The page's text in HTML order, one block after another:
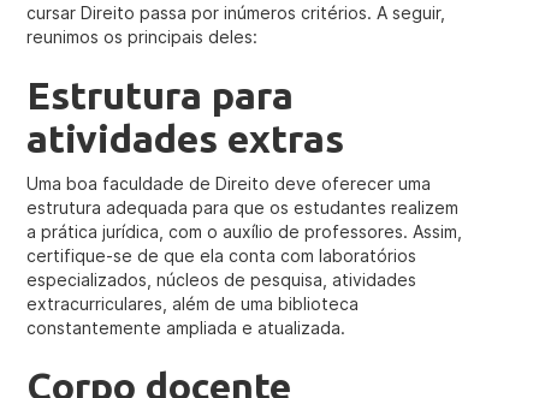
cursar Direito passa por inúmeros critérios. A seguir,
reunimos os principais deles:
Estrutura para
atividades extras
Uma boa faculdade de Direito deve oferecer uma
estrutura adequada para que os estudantes realizem
a prática jurídica, com o auxílio de professores. Assim,
certifique-se de que ela conta com laboratórios
especializados, núcleos de pesquisa, atividades
extracurriculares, além de uma biblioteca
constantemente ampliada e atualizada.
Corpo docente